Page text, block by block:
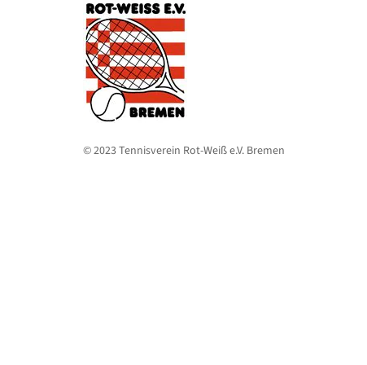
© 2023 Tennisverein Rot-Weiß e.V. Bremen